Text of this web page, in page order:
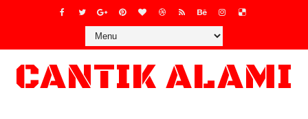
CANTIK ALAMI